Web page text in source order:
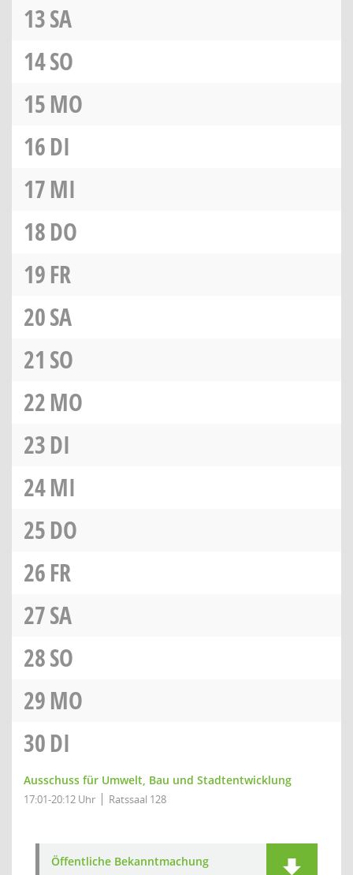
13SA
14SO
15MO
16DI
17MI
18DO
19FR
20SA
21 SO
22MO
23DI
24MI
25DO
26FR
27SA
28SO
29MO
30DI
Ausschuss für Umwelt, Bau und Stadtentwicklung
17:01-20:12 Uhr Ratssaal 128
Öffentliche Bekanntmachung